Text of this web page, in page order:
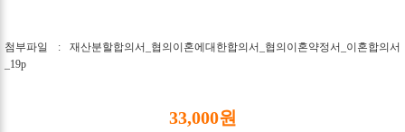
첨부파일 : 재산분할합의서_협의이혼에대한합의서_협의이혼약정서_이혼합의서
_19p
33,000원